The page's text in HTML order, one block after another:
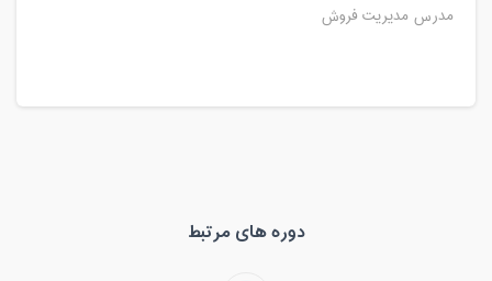
مدرس مدیریت فروش
دوره های مرتبط